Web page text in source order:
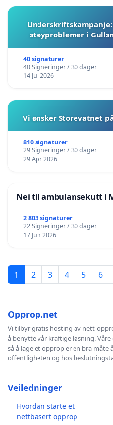
støyproblemer i
40 signaturer
40 Signeringer / 30 dager
14 Jul 2026
Vi ønsker Storevatnet
810 signaturer
29 Signeringer / 30 dager
29 Apr 2026
Nei til ambulansekutt i
2 803 signaturer
22 Signeringer / 30 dager
17 Jun 2026
1 2 3 4 5 6
Opprop.net
Vi tilbyr gratis hosting av nett-
å benytte vår kraftige løsning.
så å lage et opprop er en bra måte
offentligheten og hos
Veiledninger
Hvordan starte et
nettbasert opprop